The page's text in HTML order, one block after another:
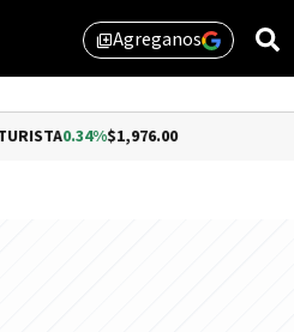
library_addAgreganos
DÓLAR MEP